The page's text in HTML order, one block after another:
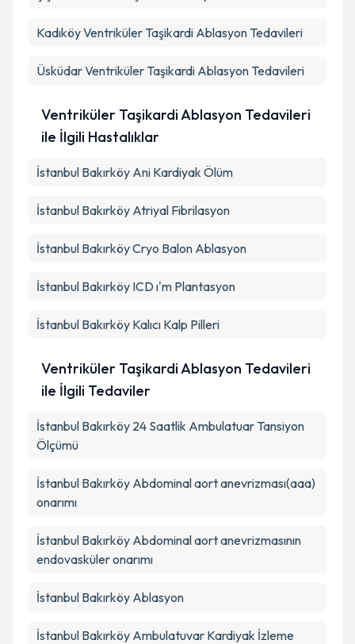
KadıköyVentriküler Taşikardi Ablasyon Tedavileri
ÜsküdarVentriküler Taşikardi Ablasyon Tedavileri
Ventriküler Taşikardi Ablasyon Tedavileri
ile İlgili Hastalıklar
İstanbul Bakırköy Ani Kardiyak Ölüm
İstanbul Bakırköy Atriyal Fibrilasyon
İstanbul Bakırköy Cryo Balon Ablasyon
İstanbul Bakırköy ICD ı'm Plantasyon
İstanbul Bakırköy Kalıcı Kalp Pilleri
Ventriküler Taşikardi Ablasyon Tedavileri
ile İlgili Tedaviler
İstanbul Bakırköy 24 Saatlik Ambulatuar Tansiyon
Ölçümü
İstanbul Bakırköy Abdominal aort anevrizması(aaa)
onarımı
İstanbul Bakırköy Abdominal aort anevrizmasının
endovasküler onarımı
İstanbul Bakırköy Ablasyon
İstanbul Bakırköy Ambulatuvar Kardiyak İzleme